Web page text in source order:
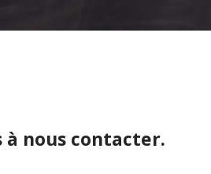
à nous contacter.